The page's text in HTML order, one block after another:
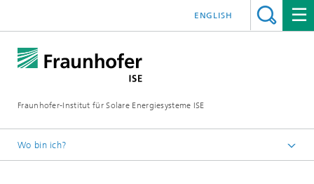
Fraunhofer-Institut für Solare Energiesysteme ISE
ENGLISH
Wo bin ich?